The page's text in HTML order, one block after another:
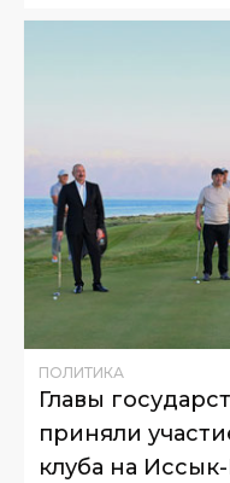
ПОЛИТИКА
Главы
приняли
клуба на